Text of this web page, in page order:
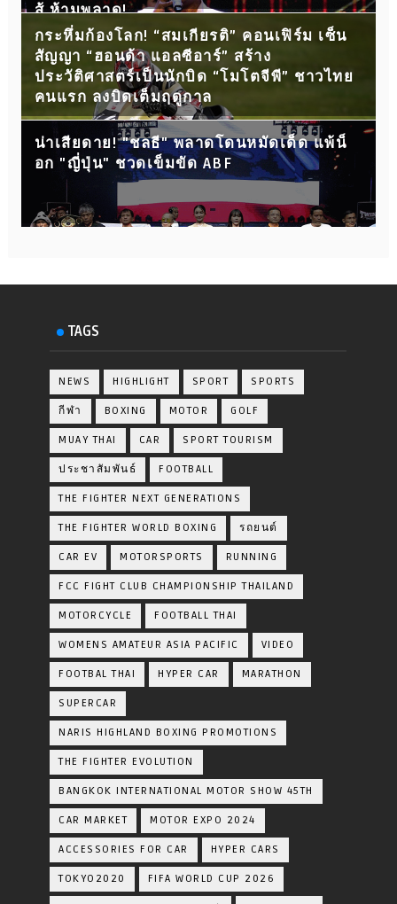
สู้ ห้ามพลาด!
กระหึ่มก้องโลก! “สมเกียรติ” คอนเฟิร์ม เซ็น
สัญญา “ฮอนด้า แอลซีอาร์” สร้าง
ประวัติศาสตร์เป็นนักบิด “โมโตจีพี” ชาวไทย
คนแรก ลงบิดเต็มฤดูกาล
น่าเสียดาย! "ชลธี" พลาดโดนหมัดเด็ด แพ้น็
อก "ญี่ปุ่น" ชวดเข็มขัด ABF
TAGS
NEWS HIGHLIGHT SPORT SPORTS
กีฬา BOXING MOTOR GOLF
MUAY THAI CAR SPORT TOURISM
ประชาสัมพันธ์ FOOTBALL
THE FIGHTER NEXT GENERATIONS
THE FIGHTER WORLD BOXING รถยนต์
CAR EV MOTORSPORTS RUNNING
FCC FIGHT CLUB CHAMPIONSHIP THAILAND
MOTORCYCLE FOOTBALL THAI
WOMENS AMATEUR ASIA PACIFIC VIDEO
FOOTBAL THAI HYPER CAR MARATHON
SUPERCAR
NARIS HIGHLAND BOXING PROMOTIONS
THE FIGHTER EVOLUTION
BANGKOK INTERNATIONAL MOTOR SHOW 45TH
CAR MARKET MOTOR EXPO 2024
ACCESSORIES FOR CAR HYPER CARS
TOKYO2020 FIFA WORLD CUP 2026